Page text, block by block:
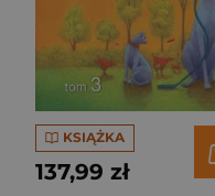
KSIĄŻKA
137,99 zł